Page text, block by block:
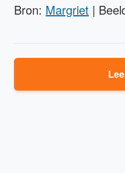
Bron: Margriet |